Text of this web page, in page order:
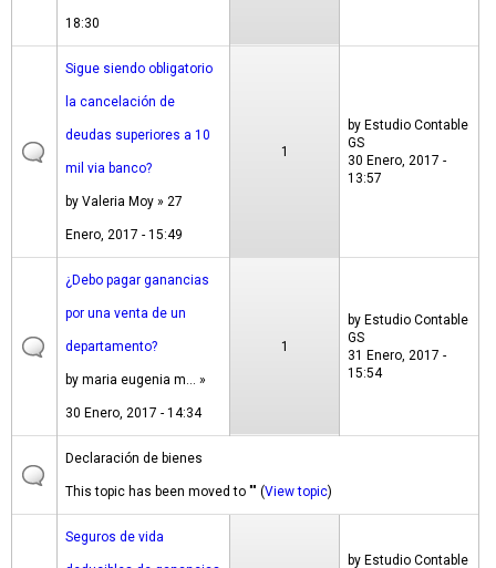
18:30
Sigue siendo obligatorio
la cancelación de
deudas superiores a 10
mil via banco?
by Valeria Moy » 27
Enero, 2017 - 15:49
1
by Estudio Contable
GS
30 Enero, 2017 -
13:57
¿Debo pagar ganancias
por una venta de un
departamento?
by maria eugenia m... »
30 Enero, 2017 - 14:34
1
by Estudio Contable
GS
31 Enero, 2017 -
15:54
Declaración de bienes
This topic has been moved to "" (View topic)
Seguros de vida
by Estudio Contable